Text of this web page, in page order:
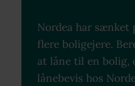
Nordea har sænket
flere boligejere.
at låne til en bolig,
lånebevis hos